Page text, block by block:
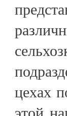
цехах
этой